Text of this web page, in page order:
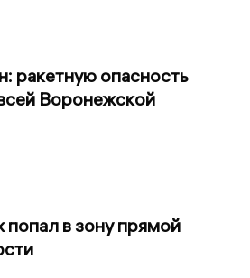
ракетную опасность
Воронежской
в зону прямой